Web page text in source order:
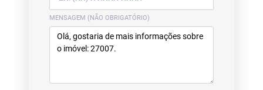
MENSAGEM (NÃO OBRIGATÓRIO)